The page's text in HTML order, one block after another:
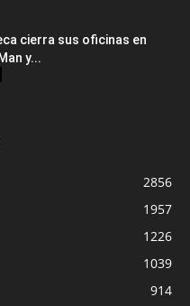
cierra sus oficinas en
y...
2856
1957
1226
1039
914